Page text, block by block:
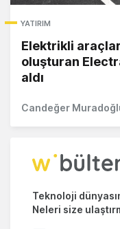
YATIRIM
Elektrikli
oluşturan
aldı
Candeğer
Teknoloji
Neleri size